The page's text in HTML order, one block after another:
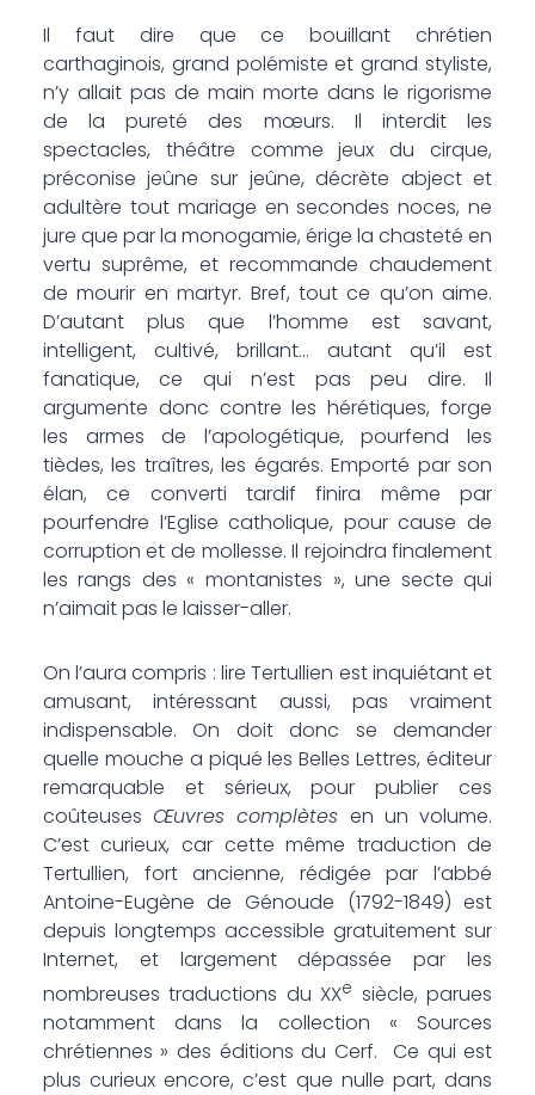
Il faut dire que ce bouillant chrétien
carthaginois, grand polémiste et grand styliste,
n’y allait pas de main morte dans le rigorisme
de la pureté des mœurs. Il interdit les
spectacles, théâtre comme jeux du cirque,
préconise jeûne sur jeûne, décrète abject et
adultère tout mariage en secondes noces, ne
jure que par la monogamie, érige la chasteté en
vertu suprême, et recommande chaudement
de mourir en martyr. Bref, tout ce qu’on aime.
D’autant plus que l’homme est savant,
intelligent, cultivé, brillant… autant qu’il est
fanatique, ce qui n’est pas peu dire. Il
argumente donc contre les hérétiques, forge
les armes de l’apologétique, pourfend les
tièdes, les traîtres, les égarés. Emporté par son
élan, ce converti tardif finira même par
pourfendre l’Eglise catholique, pour cause de
corruption et de mollesse. Il rejoindra finalement
les rangs des « montanistes », une secte qui
n’aimait pas le laisser-aller.
On l’aura compris : lire Tertullien est inquiétant et
amusant, intéressant aussi, pas vraiment
indispensable. On doit donc se demander
quelle mouche a piqué les Belles Lettres, éditeur
remarquable et sérieux, pour publier ces
coûteusesŒuvres complètes en un volume.
C’est curieux, car cette même traduction de
Tertullien, fort ancienne, rédigée par l’abbé
Antoine-Eugène de Génoude (1792-1849) est
depuis longtemps accessible gratuitement sur
Internet, et largement dépassée par les
nombreuses traductions du XXe siècle, parues
notamment dans la collection « Sources
chrétiennes » des éditions du Cerf. Ce qui est
plus curieux encore, c’est que nulle part, dans